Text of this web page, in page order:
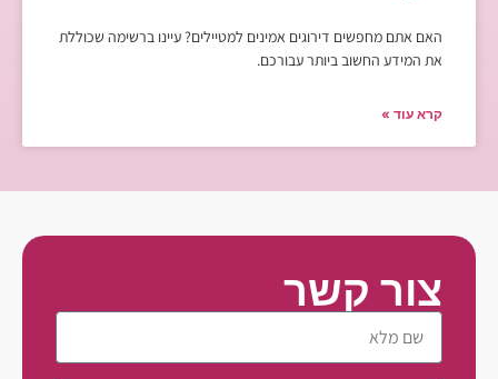
האם אתם מחפשים דירוגים אמינים למטיילים? עיינו ברשימה שכוללת
את המידע החשוב ביותר עבורכם.
קרא עוד »
צור קשר